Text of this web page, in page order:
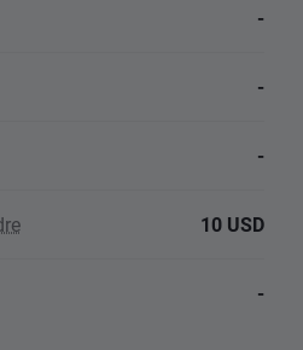
-
-
-
10 USD
-